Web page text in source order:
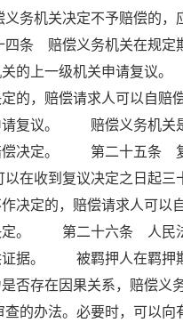
机关决定不予赔偿的，
条 赔偿义务机关在规定
关的上一级机关申请复
的，赔偿请求人可以自赔
请复议。 赔偿义务机关
赔偿决定。 第二十五条
在收到复议决定之日起三
决定的，赔偿请求人可以
决定。 第二十六条 人民
证据。 被羁押人在羁押
否存在因果关系，赔偿义
办法。必要时，可以向